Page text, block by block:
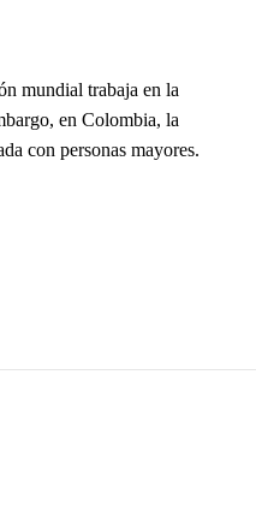
mundial trabaja en la
en Colombia, la
con personas mayores.